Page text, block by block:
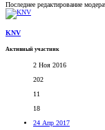
Последнее редактирование
KNV
Активный участник
2 Ноя 2016
202
11
18
24 Апр 2017